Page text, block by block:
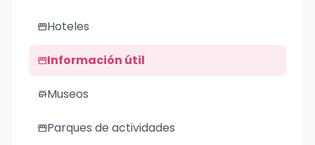
storefrontHoteles
storefrontInformación útil
storeMuseos
storefrontParques de actividades